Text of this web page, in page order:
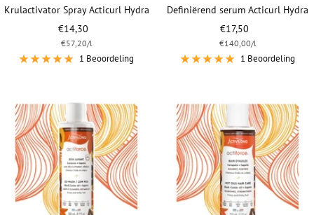
Krulactivator Spray Acticurl Hydra
Vraagprijs
€14,30
€57,20/l
1 Beoordeling
Definiërend serum Acticurl Hydra
Vraagprijs
€17,50
€140,00/l
1 Beoordeling